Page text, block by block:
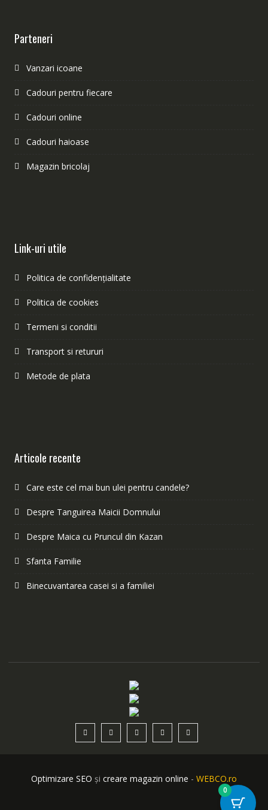
Parteneri
Vanzari icoane
Cadouri pentru fiecare
Cadouri online
Cadouri haioase
Magazin bricolaj
Link-uri utile
Politica de confidențialitate
Politica de cookies
Termeni si conditii
Transport si retururi
Metode de plata
Articole recente
Care este cel mai bun ulei pentru candele?
Despre Tanguirea Maicii Domnului
Despre Maica cu Pruncul din Kazan
Sfanta Familie
Binecuvantarea casei si a familiei
Optimizare SEO și creare magazin online - WEBCO.ro
0